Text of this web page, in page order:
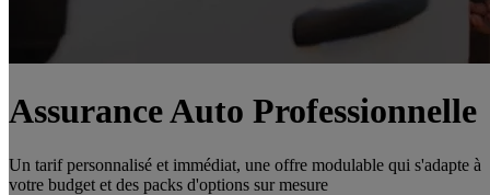
Assurance Auto Professionnelle
Un tarif personnalisé et immédiat, une offre modulable qui s'adapte à
votre budget et des packs d'options sur mesure